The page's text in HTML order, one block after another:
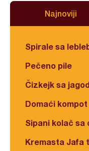
Najnoviji
Spirale sa
Pečeno pile
Čizkejk sa
Domaći
Sipani kolač sa
Kremasta Jafa